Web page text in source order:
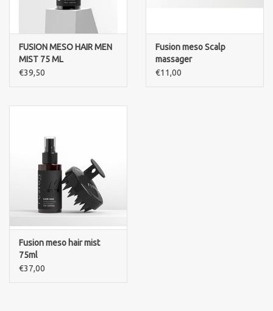
Fusion Meso
Ekseption Skincare
Blog
FUSION MESO HAIR MEN
MIST 75 ML
€39,50
Fusion meso Scalp
massager
€11,00
Fusion meso hair mist
75ml
€37,00